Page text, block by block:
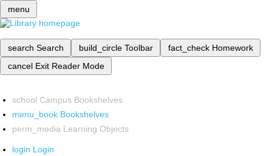
menu
search Search build_circle Toolbar fact_check Homework
cancel Exit Reader Mode
school Campus Bookshelves
menu_book Bookshelves
perm_media Learning Objects
login Login